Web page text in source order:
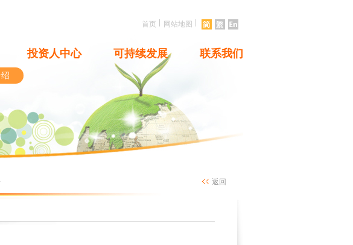
首页 网站地图
投资人中心 可持续发展 联系我们
返回